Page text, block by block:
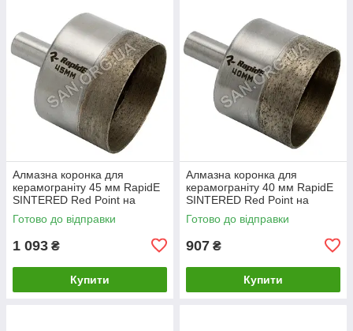
Алмазна коронка для
керамограніту 45 мм RapidE
SINTERED Red Point на
Дриль
Готово до відправки
1 093 ₴
Купити
Алмазна коронка для
керамограніту 40 мм RapidE
SINTERED Red Point на
Дриль
Готово до відправки
907 ₴
Купити